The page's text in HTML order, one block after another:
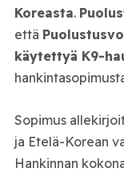
Koreasta.
että
käytettyä K9-
Sopimus
ja Etelä-Korean
Hankinnan